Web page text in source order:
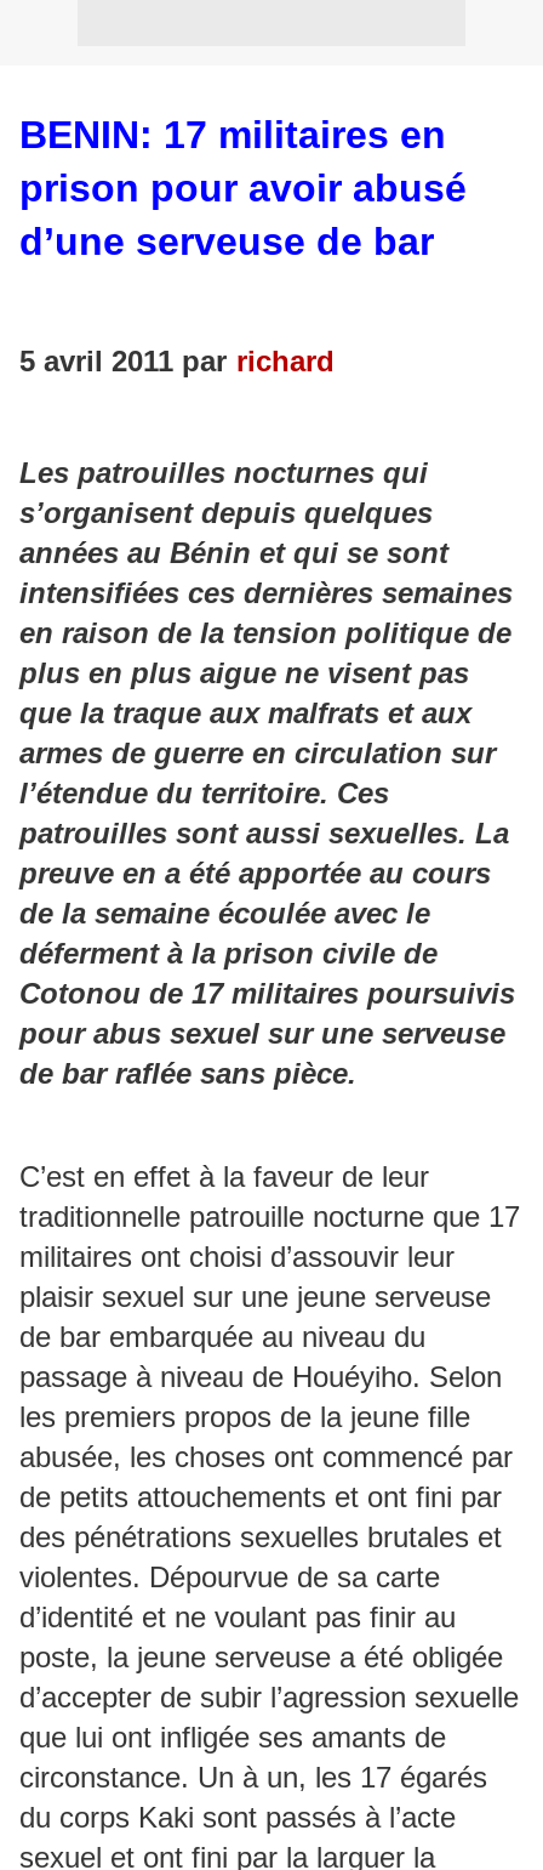
BENIN: 17 militaires en
prison pour avoir abusé
d’une serveuse de bar
5 avril 2011 par richard
Les patrouilles nocturnes qui
s’organisent depuis quelques
années au Bénin et qui se sont
intensifiées ces dernières semaines
en raison de la tension politique de
plus en plus aigue ne visent pas
que la traque aux malfrats et aux
armes de guerre en circulation sur
l’étendue du territoire. Ces
patrouilles sont aussi sexuelles. La
preuve en a été apportée au cours
de la semaine écoulée avec le
déferment à la prison civile de
Cotonou de 17 militaires poursuivis
pour abus sexuel sur une serveuse
de bar raflée sans pièce.
C’est en effet à la faveur de leur
traditionnelle patrouille nocturne que 17
militaires ont choisi d’assouvir leur
plaisir sexuel sur une jeune serveuse
de bar embarquée au niveau du
passage à niveau de Houéyiho. Selon
les premiers propos de la jeune fille
abusée, les choses ont commencé par
de petits attouchements et ont fini par
des pénétrations sexuelles brutales et
violentes. Dépourvue de sa carte
d’identité et ne voulant pas finir au
poste, la jeune serveuse a été obligée
d’accepter de subir l’agression sexuelle
que lui ont infligée ses amants de
circonstance. Un à un, les 17 égarés
du corps Kaki sont passés à l’acte
sexuel et ont fini par la larguer la